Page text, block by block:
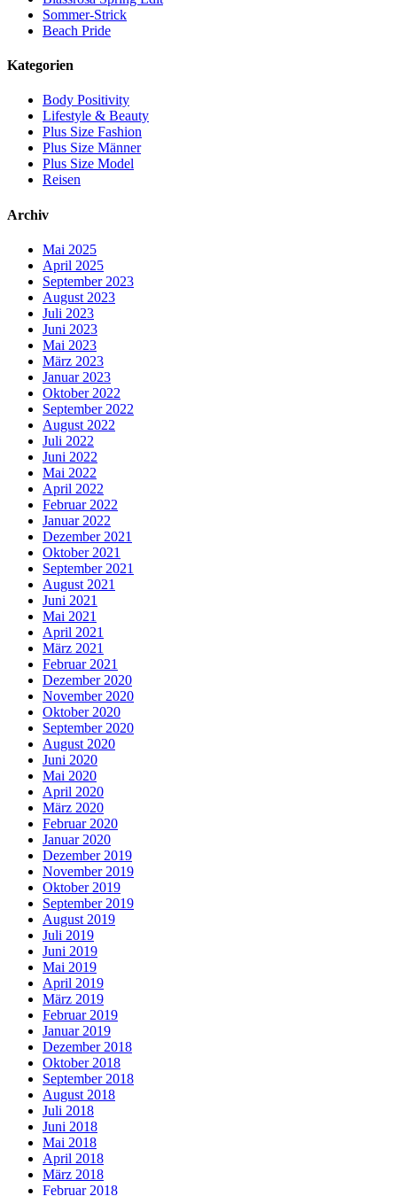
Sommer-Strick
Beach Pride
Kategorien
Body Positivity
Lifestyle & Beauty
Plus Size Fashion
Plus Size Männer
Plus Size Model
Reisen
Archiv
Mai 2025
April 2025
September 2023
August 2023
Juli 2023
Juni 2023
Mai 2023
März 2023
Januar 2023
Oktober 2022
September 2022
August 2022
Juli 2022
Juni 2022
Mai 2022
April 2022
Februar 2022
Januar 2022
Dezember 2021
Oktober 2021
September 2021
August 2021
Juni 2021
Mai 2021
April 2021
März 2021
Februar 2021
Dezember 2020
November 2020
Oktober 2020
September 2020
August 2020
Juni 2020
Mai 2020
April 2020
März 2020
Februar 2020
Januar 2020
Dezember 2019
November 2019
Oktober 2019
September 2019
August 2019
Juli 2019
Juni 2019
Mai 2019
April 2019
März 2019
Februar 2019
Januar 2019
Dezember 2018
Oktober 2018
September 2018
August 2018
Juli 2018
Juni 2018
Mai 2018
April 2018
März 2018
Februar 2018